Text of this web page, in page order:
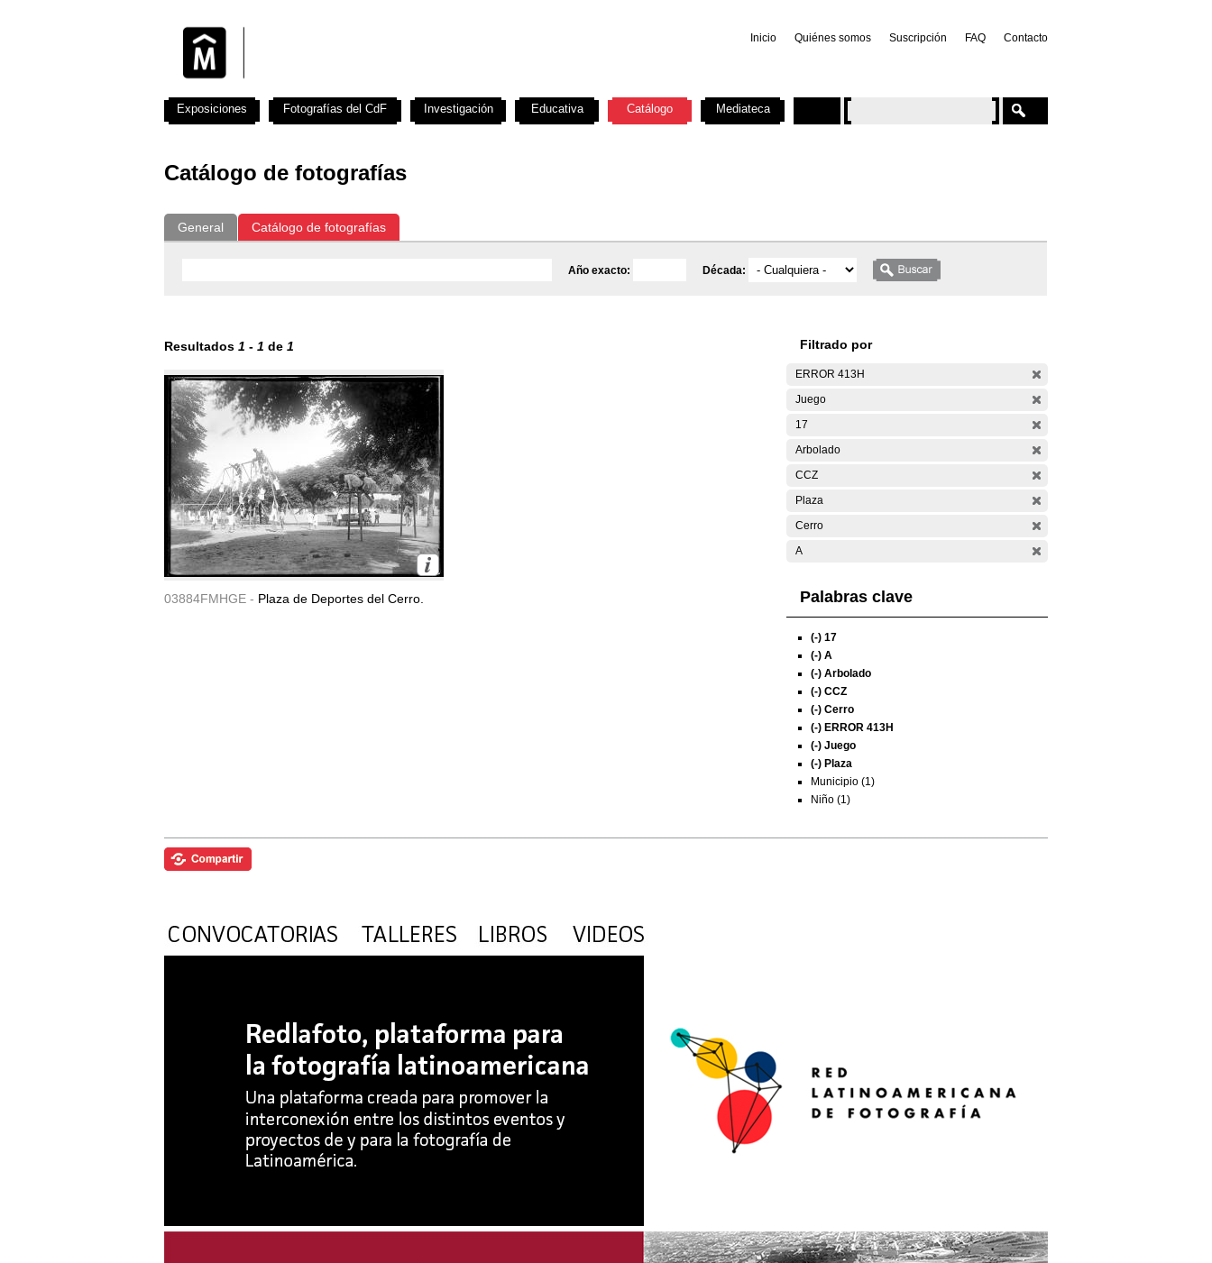
Inicio Quiénes somos Suscripción FAQ Contacto
Catálogo de fotografías
General Catálogo de fotografías
Año exacto: Década:
Resultados 1 - 1 de 1
03884FMHGE - Plaza de Deportes del Cerro.
Filtrado por
ERROR 413H
Juego
17
Arbolado
CCZ
Plaza
Cerro
A
Palabras clave
(-) 17
(-) A
(-) Arbolado
(-) CCZ
(-) Cerro
(-) ERROR 413H
(-) Juego
(-) Plaza
Municipio (1)
Niño (1)
Exposiciones Fotografías del CdF Investigación Educativa Catálogo Mediateca